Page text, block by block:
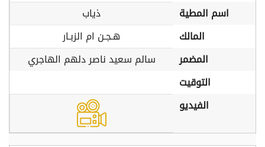
اسم المطية
ذياب
المالك
هـجـن ام الزبـار
المضمر
سالم سعيد ناصر دلهم الهاجري
التوقيت
الفيديو